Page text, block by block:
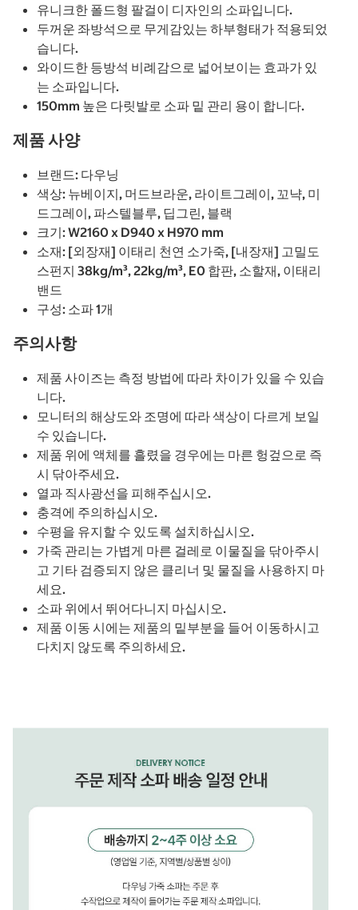
유니크한 폴드형 팔걸이 디자인의 소파입니다.
두꺼운 좌방석으로 무게감있는 하부형태가 적용되었
습니다.
와이드한 등방석 비례감으로 넓어보이는 효과가 있
는 소파입니다.
150mm 높은 다릿발로 소파 밑 관리 용이 합니다.
제품 사양
브랜드: 다우닝
색상: 뉴베이지, 머드브라운, 라이트그레이, 꼬냑, 미
드그레이, 파스텔블루, 딥그린, 블랙
크기: W2160 x D940 x H970 mm
소재: [외장재] 이태리 천연 소가죽, [내장재] 고밀도
스펀지 38kg/m³, 22kg/m³, E0 합판, 소할재, 이태리
밴드
구성: 소파 1개
주의사항
제품 사이즈는 측정 방법에 따라 차이가 있을 수 있습
니다.
모니터의 해상도와 조명에 따라 색상이 다르게 보일
수 있습니다.
제품 위에 액체를 흘렸을 경우에는 마른 헝겊으로 즉
시 닦아주세요.
열과 직사광선을 피해주십시오.
충격에 주의하십시오.
수평을 유지할 수 있도록 설치하십시오.
가죽 관리는 가볍게 마른 걸레로 이물질을 닦아주시
고 기타 검증되지 않은 클리너 및 물질을 사용하지 마
세요.
소파 위에서 뛰어다니지 마십시오.
제품 이동 시에는 제품의 밑부분을 들어 이동하시고
다치지 않도록 주의하세요.